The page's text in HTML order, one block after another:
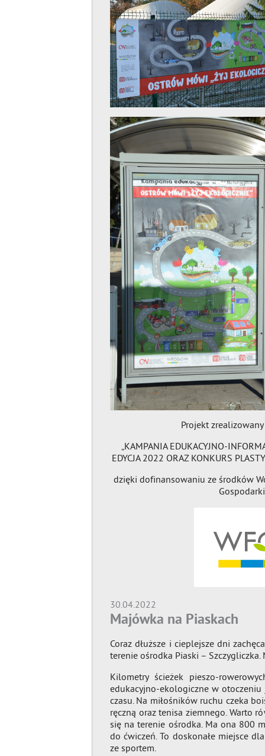
Projekt
„KAMPANIA EDUKACYJNO-
EDYCJA 2022 ORAZ KONKURS
dzięki dofinansowaniu ze środków
30.04.2022
Majówka na Piaskach
Coraz dłuższe i cieplejsze dni
terenie ośrodka Piaski –
Kilometry ścieżek pieszo-
edukacyjno-ekologiczne w
czasu. Na miłośników ruchu czeka
ręczną oraz tenisa ziemnego. Warto
się na terenie ośrodka. Ma ona 800
do ćwiczeń. To doskonałe miejsce
ze sportem.